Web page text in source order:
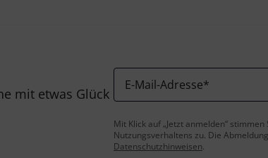
mit etwas Glück
E-Mail-Adresse*
Mit Klick auf „Jetzt anmelden“
Nutzungsverhaltens zu. Die
Datenschutzhinweisen.